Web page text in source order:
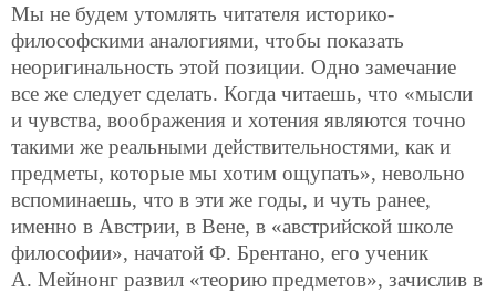
Мы не будем утомлять читателя историко-
философскими аналогиями, чтобы показать
неоригинальность этой позиции. Одно замечание
все же следует сделать. Когда читаешь, что «мысли
и чувства, воображения и хотения являются точно
такими же реальными действительностями, как и
предметы, которые мы хотим ощупать», невольно
вспоминаешь, что в эти же годы, и чуть ранее,
именно в Австрии, в Вене, в «австрийской школе
философии», начатой Ф. Брентано, его ученик
А. Мейнонг развил «теорию предметов», зачислив в